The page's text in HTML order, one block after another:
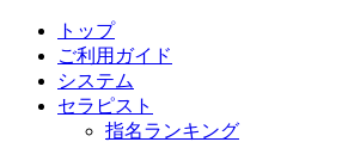
トップ
ご利用ガイド
システム
セラピスト
指名ランキング